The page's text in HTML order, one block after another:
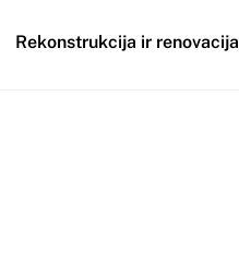
Rekonstrukcija ir renovacija